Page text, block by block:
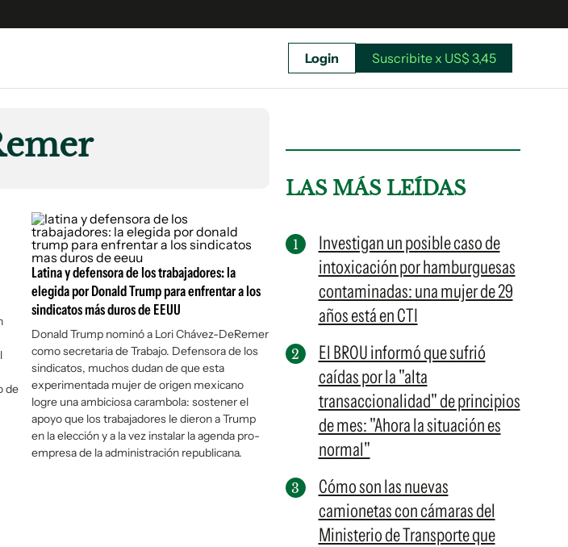
Suscribite x US$ 3,45
Login Suscribite x US$ 3,45
de
Latina y defensora de los trabajadores: la
elegida por Donald Trump para enfrentar a los
sindicatos más duros de EEUU
Donald Trump nominó a Lori Chávez-DeRemer
como secretaria de Trabajo. Defensora de los
sindicatos, muchos dudan de que esta
experimentada mujer de origen mexicano
logre una ambiciosa carambola: sostener el
apoyo que los trabajadores le dieron a Trump
en la elección y a la vez instalar la agenda pro-
empresa de la administración republicana.
LAS MÁS LEÍDAS
Investigan un posible caso de
intoxicación por hamburguesas
contaminadas: una mujer de 29
años está en CTI
El BROU informó que sufrió
caídas por la "alta
transaccionalidad" de principios
de mes: "Ahora la situación es
normal"
Cómo son las nuevas
camionetas con cámaras del
Ministerio de Transporte que